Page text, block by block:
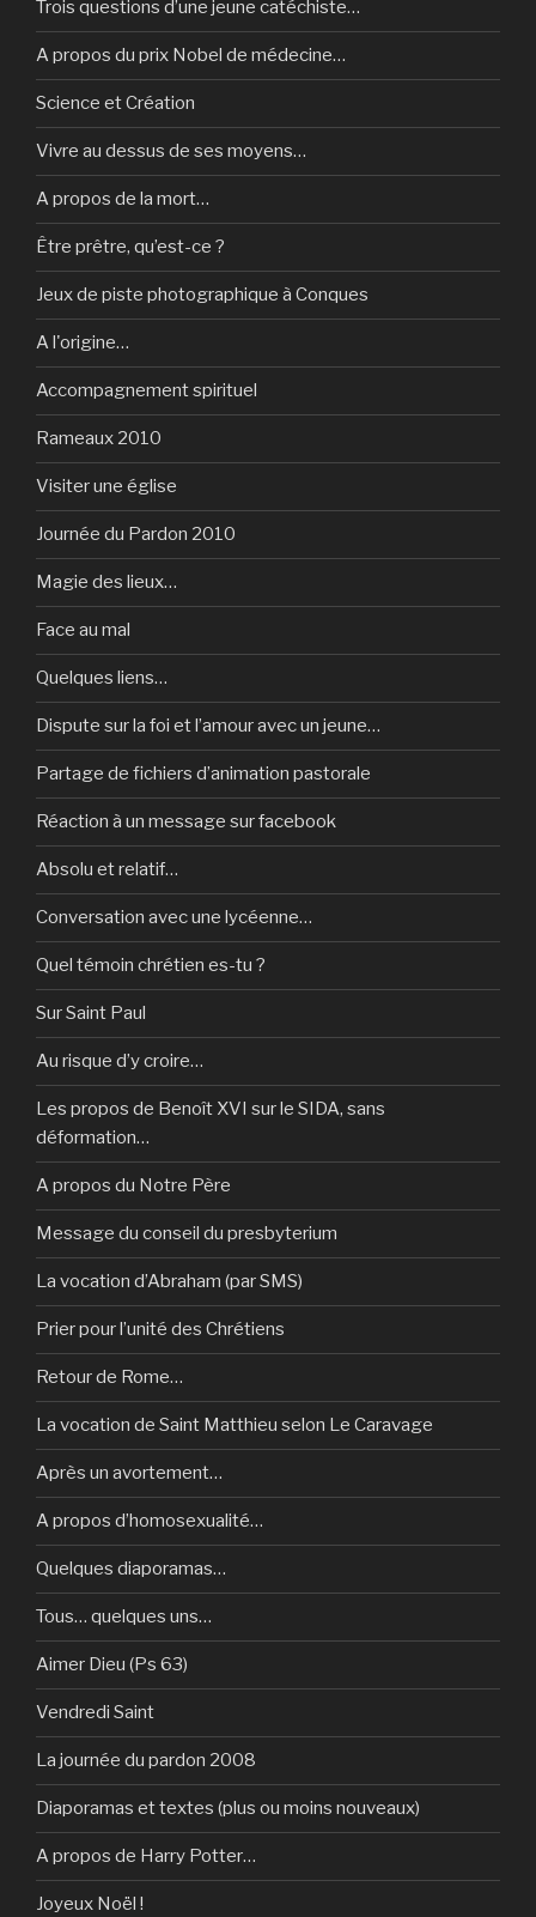
Trois questions d’une jeune catéchiste…
A propos du prix Nobel de médecine…
Science et Création
Vivre au dessus de ses moyens…
A propos de la mort…
Être prêtre, qu’est-ce ?
Jeux de piste photographique à Conques
A l'origine…
Accompagnement spirituel
Rameaux 2010
Visiter une église
Journée du Pardon 2010
Magie des lieux…
Face au mal
Quelques liens…
Dispute sur la foi et l’amour avec un jeune…
Partage de fichiers d’animation pastorale
Réaction à un message sur facebook
Absolu et relatif…
Conversation avec une lycéenne…
Quel témoin chrétien es-tu ?
Sur Saint Paul
Au risque d’y croire…
Les propos de Benoît XVI sur le SIDA, sans
déformation…
A propos du Notre Père
Message du conseil du presbyterium
La vocation d’Abraham (par SMS)
Prier pour l’unité des Chrétiens
Retour de Rome…
La vocation de Saint Matthieu selon Le Caravage
Après un avortement…
A propos d’homosexualité…
Quelques diaporamas…
Tous… quelques uns…
Aimer Dieu (Ps 63)
Vendredi Saint
La journée du pardon 2008
Diaporamas et textes (plus ou moins nouveaux)
A propos de Harry Potter…
Joyeux Noël !